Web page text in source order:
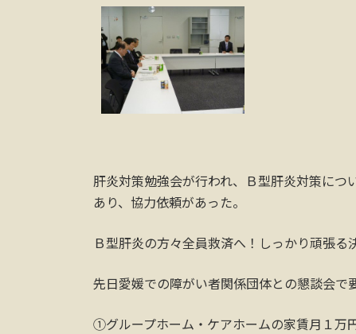
肝炎対策勉強会が行われ、Ｂ型肝炎対策に
あり、協力依頼があった。
Ｂ型肝炎の方々全員救済へ！しっかり頑張る
先日愛媛での障がい者関係団体との懇談会で
①グループホーム・ケアホームの家賃月１万